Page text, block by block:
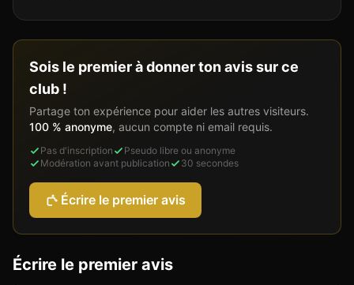
Sois le premier à donner ton avis sur ce
club !
Partage ton expérience pour aider les autres visiteurs.
100 % anonyme, aucun compte ni email requis.
Pas d'inscription
Pseudo libre ou anonyme
Modération avant publication
30 secondes
Écrire le premier avis
Écrire le premier avis